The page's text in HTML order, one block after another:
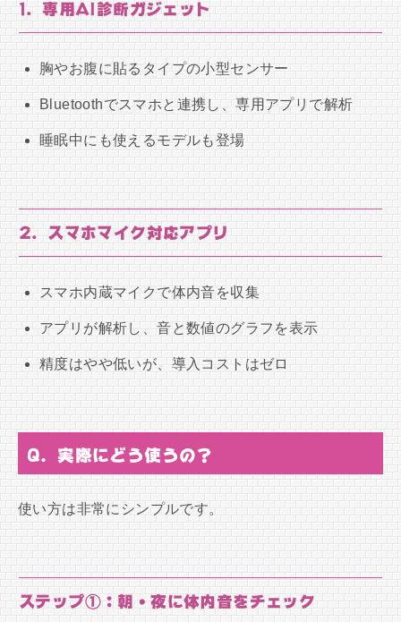
1. 専用AI診断ガジェット
胸やお腹に貼るタイプの小型センサー
Bluetoothでスマホと連携し、専用アプリで解析
睡眠中にも使えるモデルも登場
2. スマホマイク対応アプリ
スマホ内蔵マイクで体内音を収集
アプリが解析し、音と数値のグラフを表示
精度はやや低いが、導入コストはゼロ
Q. 実際にどう使うの？
使い方は非常にシンプルです。
ステップ①：朝・夜に体内音をチェック